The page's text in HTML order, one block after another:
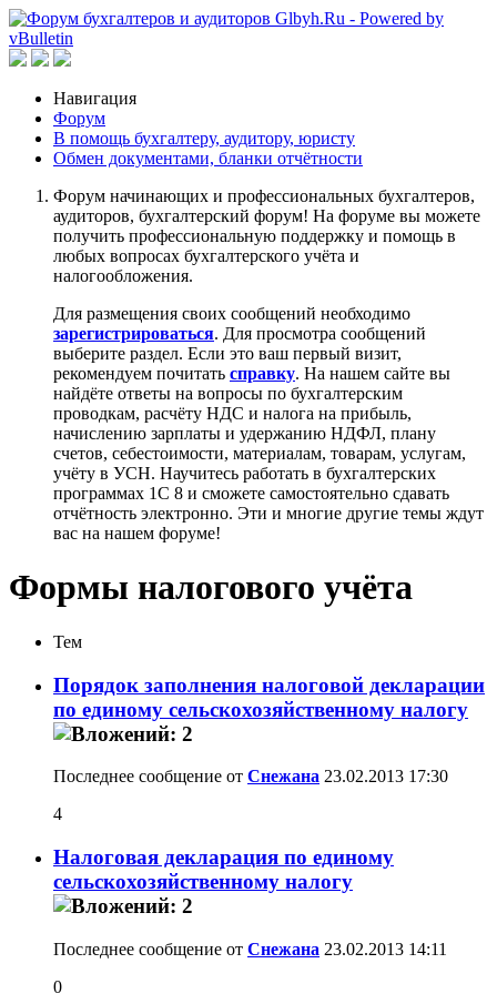
Навигация
Форум
В помощь бухгалтеру, аудитору, юристу
Обмен документами, бланки отчётности
Форум начинающих и профессиональных бухгалтеров,
аудиторов, бухгалтерский форум! На форуме вы можете
получить профессиональную поддержку и помощь в
любых вопросах бухгалтерского учёта и
налогообложения.
Для размещения своих сообщений необходимо
зарегистрироваться. Для просмотра сообщений
выберите раздел. Если это ваш первый визит,
рекомендуем почитать справку. На нашем сайте вы
найдёте ответы на вопросы по бухгалтерским
проводкам, расчёту НДС и налога на прибыль,
начислению зарплаты и удержанию НДФЛ, плану
счетов, себестоимости, материалам, товарам, услугам,
учёту в УСН. Научитесь работать в бухгалтерских
программах 1С 8 и сможете самостоятельно сдавать
отчётность электронно. Эти и многие другие темы ждут
вас на нашем форуме!
Формы налогового учёта
Тем
Порядок заполнения налоговой декларации
по единому сельскохозяйственному налогу
Последнее сообщение от Снежана 23.02.2013 17:30
4
Налоговая декларация по единому
сельскохозяйственному налогу
Последнее сообщение от Снежана 23.02.2013 14:11
0